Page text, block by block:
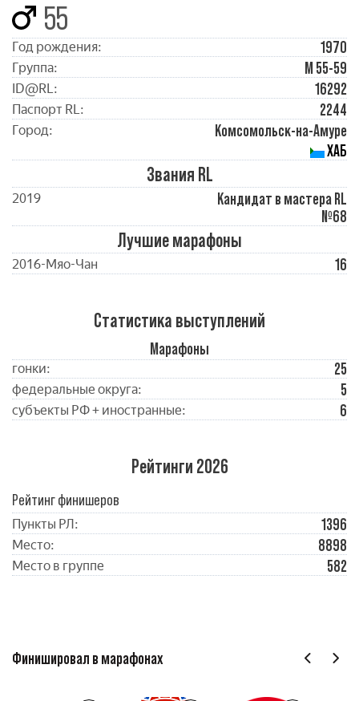
55
Год рождения: 1970
Группа: М 55-59
ID@RL: 16292
Паспорт RL: 2244
Город:
Комсомольск-на-Амуре
ХАБ
Звания RL
2019
Кандидат в мастера RL
№68
Лучшие марафоны
2016-Мяо-Чан 16
Статистика выступлений
Марафоны
гонки: 25
федеральные округа: 5
субъекты РФ + иностранные: 6
Рейтинги 2026
Рейтинг финишеров
Пункты РЛ: 1396
Место: 8898
Место в группе 582
Финишировал в марафонах